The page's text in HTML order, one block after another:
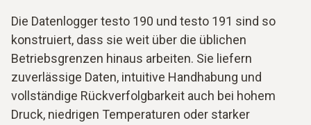
Die Datenlogger testo 190 und testo 191 sind so
konstruiert, dass sie weit über die üblichen
Betriebsgrenzen hinaus arbeiten. Sie liefern
zuverlässige Daten, intuitive Handhabung und
vollständige Rückverfolgbarkeit auch bei hohem
Druck, niedrigen Temperaturen oder starker